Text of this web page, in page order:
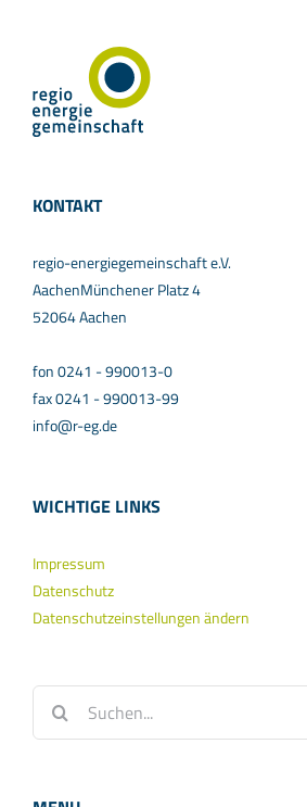
KONTAKT
regio-energiegemeinschaft e.V.
AachenMünchener Platz 4
52064 Aachen
fon 0241 - 990013-0
fax 0241 - 990013-99
info@r-eg.de
WICHTIGE LINKS
Impressum
Datenschutz
Datenschutzeinstellungen ändern
nach: